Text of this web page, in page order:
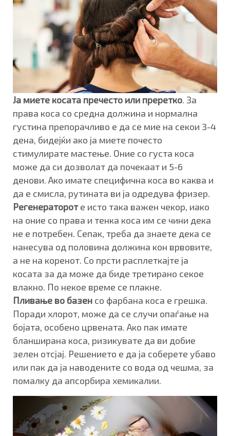
Ја миете косата пречесто или преретко. За
права коса со средна должина и нормална
густина препорачливо е да се мие на секои 3-4
дена, бидејќи ако ја миете почесто
стимулирате мастење. Оние со густа коса
може да си дозволат да почекаат и 5-6
денови. Ако имате специфична коса во каква и
да е смисла, рутината ви ја одредува фризер.
Регенератороте исто така важен чекор, иако
на оние со права и тенка коса им се чини дека
не е потребен. Сепак, треба да знаете дека се
нанесува од половина должина кон врвовите,
а не на коренот. Со прсти расплеткајте ја
косата за да може да биде третирано секое
влакно. По некое време се плакне.
Пливање во базен со фарбана коса е грешка.
Поради хлорот, може да се случи опаѓање на
бојата, особено црвената. Ако пак имате
бланширана коса, ризикувате да ви добие
зелен отсјај. Решението е да ја соберете убаво
или пак да ја наводените со вода од чешма, за
помалку да апсорбира хемикалии.